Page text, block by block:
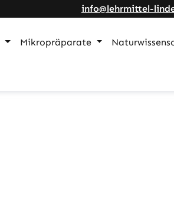
info@lehrmittel-
Mikropräparate